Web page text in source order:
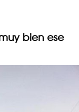
bien ese